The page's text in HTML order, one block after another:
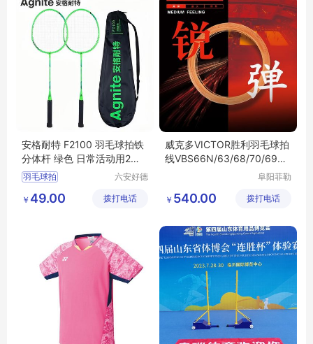
安格耐特 F2100 羽毛球拍铁
分体杆 绿色 日常活动用2支/
副
羽毛球拍
六安好德
公司
￥ 49.00 拨打电话
威克多VICTOR胜利羽毛球拍
线VBS66N/63/68/70/69N
阜阳菲勒
公司
￥ 540.00 拨打电话